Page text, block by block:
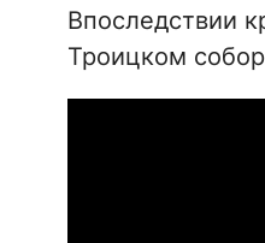
Впоследствии
Троицком